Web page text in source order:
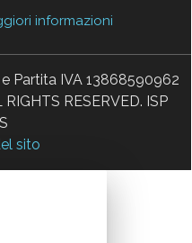
informazioni
Partita IVA 13868590962
RESERVED. ISP
sito